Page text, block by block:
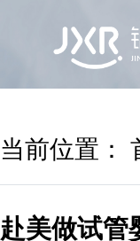
当前位置：
赴美做试管